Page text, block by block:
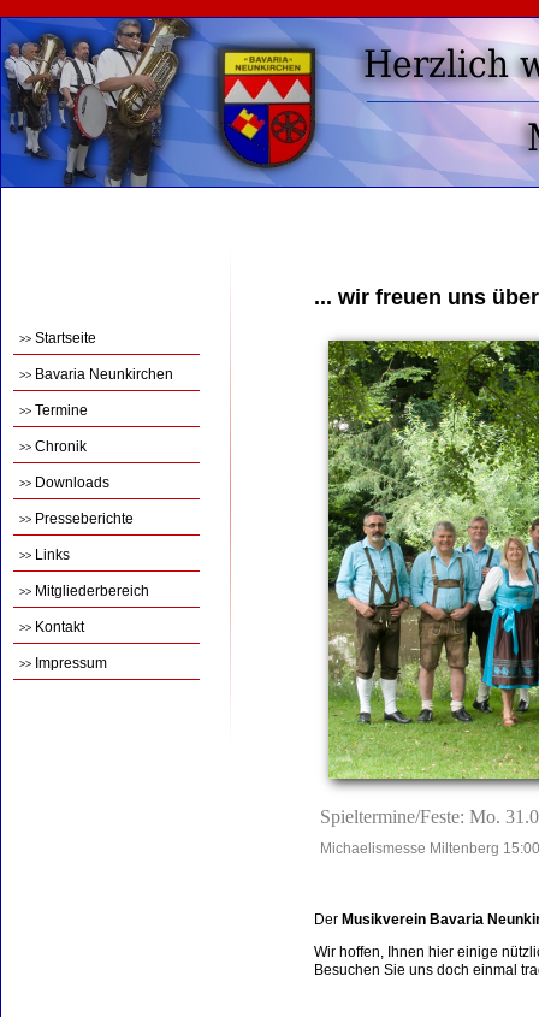
>> Startseite
>> Bavaria Neunkirchen
>> Termine
>> Chronik
>> Downloads
>> Presseberichte
>> Links
>> Mitgliederbereich
>> Kontakt
>> Impressum
... wir freuen uns
Spieltermine/Feste: Mo.
Michaelismesse Miltenberg
Der Musikverein Bavaria
Wir hoffen, Ihnen hier einige
Besuchen Sie uns doch einmal